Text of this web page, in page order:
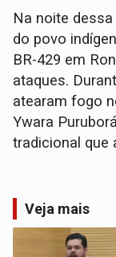
Na noite
do povo
BR-429 em
ataques.
atearam fogo
Ywara
tradicional que
Veja mais